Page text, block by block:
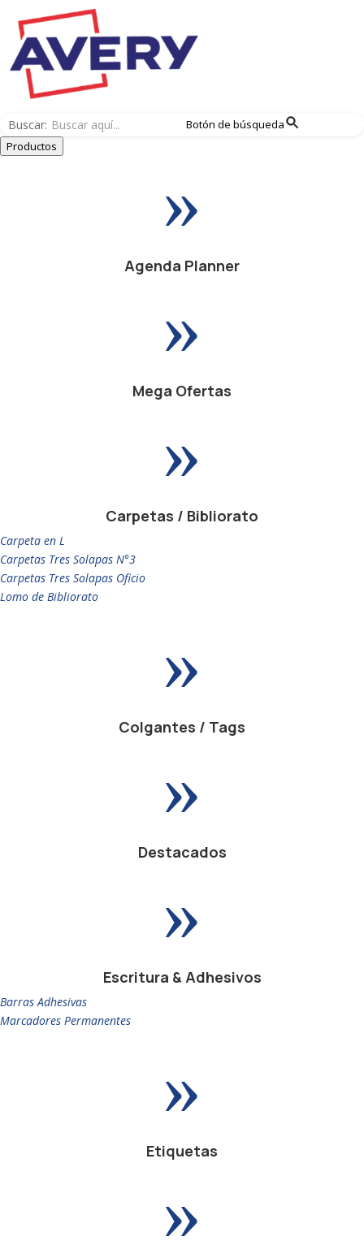
Buscar:
Botón de búsqueda
Productos
»
Agenda Planner
»
Mega Ofertas
»
Carpetas / Bibliorato
Carpeta en L
Carpetas Tres Solapas N°3
Carpetas Tres Solapas Oficio
Lomo de Bibliorato
»
Colgantes / Tags
»
Destacados
»
Escritura & Adhesivos
Barras Adhesivas
Marcadores Permanentes
»
Etiquetas
»